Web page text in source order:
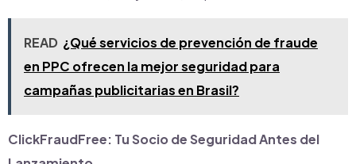
READ ¿Qué servicios de prevención de fraude
en PPC ofrecen la mejor seguridad para
campañas publicitarias en Brasil?
ClickFraudFree: Tu Socio de Seguridad Antes del